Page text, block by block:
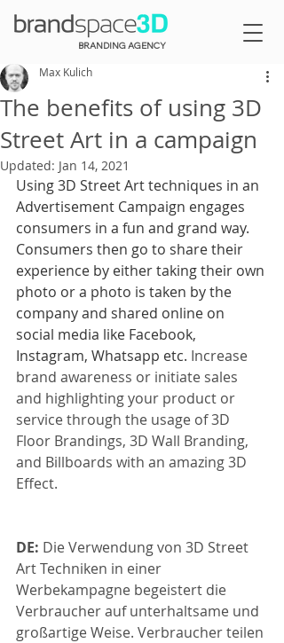
BRANDING AGENCY
The benefits of using 3D
Street Art in a campaign
Max Kulich
Updated: Jan 14, 2021
Using 3D Street Art techniques in an
Advertisement Campaign engages
consumers in a fun and grand way.
Consumers then go to share their
experience by either taking their own
photo or a photo is taken by the
company and shared online on
social media like Facebook,
Instagram, Whatsapp etc. Increase
brand awareness or initiate sales
and highlighting your product or
service through the usage of 3D
Floor Brandings, 3D Wall Branding,
and Billboards with an amazing 3D
Effect.
DE: Die Verwendung von 3D Street
Art Techniken in einer
Werbekampagne begeistert die
Verbraucher auf unterhaltsame und
großartige Weise. Verbraucher teilen